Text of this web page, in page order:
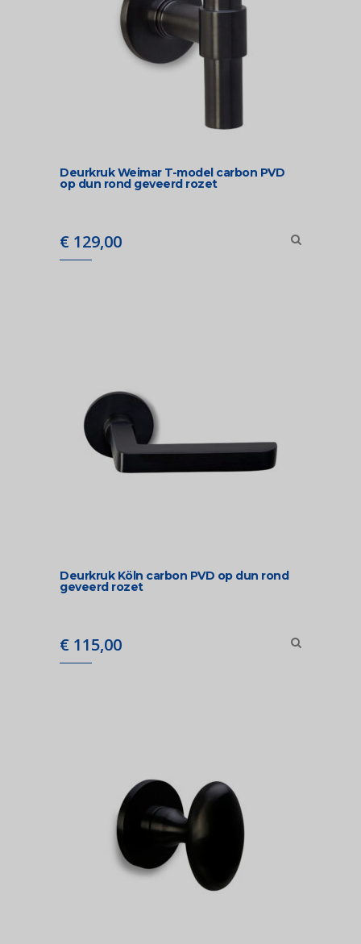
Deurkruk Weimar T-model carbon PVD
op dun rond geveerd rozet
€ 129,00
Deurkruk Köln carbon PVD op dun rond
geveerd rozet
€ 115,00